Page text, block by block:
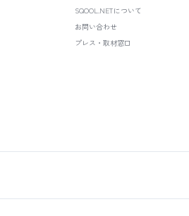
SQOOL.NETについて
お問い合わせ
プレス・取材窓口